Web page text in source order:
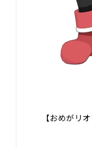
【おめがリ